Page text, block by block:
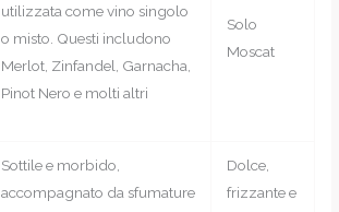
utilizzata come vino singolo
o misto. Questi includono
Merlot, Zinfandel, Garnacha,
Pinot Nero e molti altri
Solo
Moscat
Sottile e morbido,
accompagnato da sfumature
Dolce,
frizzante e